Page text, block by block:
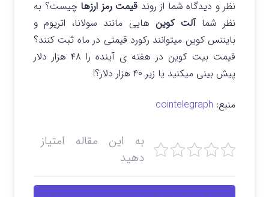
نظر و دیدگاه شما از روند قیمت رمز ارزها چیست؟ به
نظر شماآلت کوین هایی مانند سولانا، اتریوم و
بایننس کوین میتوانند رکورد قیمتی در ماه ثبت کنند؟
قیمت بیت کوین در هفته ی آینده را ۴۸ هزار دلار
پیش بینی میکنید یا زیر ۴۰ هزار دلار؟!
منبع: cointelegraph
به این مقاله امتیاز
دهید